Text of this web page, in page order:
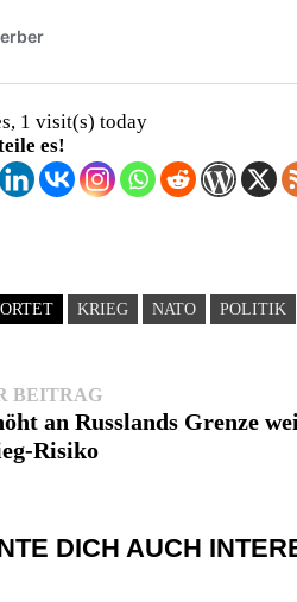
1 visit(s) today
es!
KRIEG NATO POLITIK
BEITRAGVorheriger
Beitrag:
an Russlands Grenze
Risiko
DICH AUCH